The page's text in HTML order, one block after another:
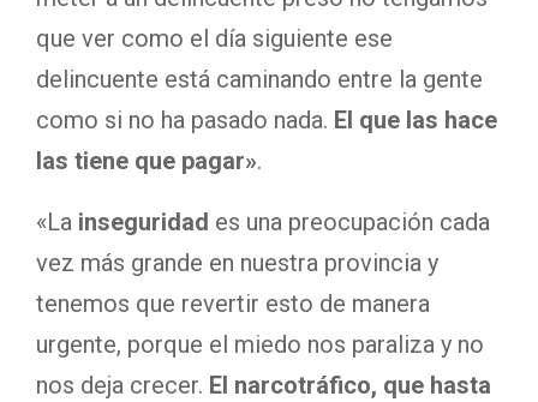
que ver como el día siguiente ese
delincuente está caminando entre la gente
como si no ha pasado nada. El que las hace
las tiene que pagar».
«La inseguridad es una preocupación cada
vez más grande en nuestra provincia y
tenemos que revertir esto de manera
urgente, porque el miedo nos paraliza y no
nos deja crecer. El narcotráfico, que hasta